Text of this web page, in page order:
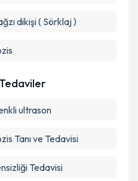
dikişi ( Sörklaj )
ultrason
Tanı ve Tedavisi
Tedavisi